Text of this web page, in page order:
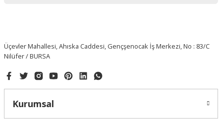
Üçevler Mahallesi, Ahıska Caddesi, Gençşenocak İş Merkezi, No : 83/C
Nilüfer / BURSA
Kurumsal